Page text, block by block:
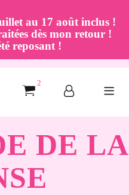
au 17 août inclus !
dès mon retour !
reposant !
2
DE LA